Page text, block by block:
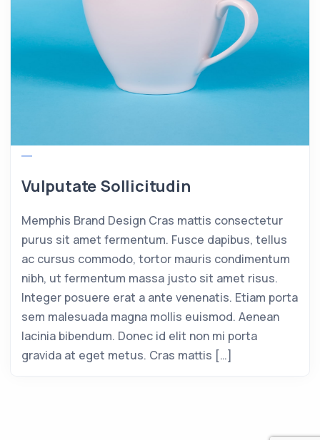
Vulputate Sollicitudin
Memphis Brand Design Cras mattis consectetur
purus sit amet fermentum. Fusce dapibus, tellus
ac cursus commodo, tortor mauris condimentum
nibh, ut fermentum massa justo sit amet risus.
Integer posuere erat a ante venenatis. Etiam porta
sem malesuada magna mollis euismod. Aenean
lacinia bibendum. Donec id elit non mi porta
gravida at eget metus. Cras mattis […]